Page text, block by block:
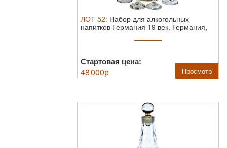
ЛОТ 52: Набор для алкогольных
напитков Германия 19 век. ​Германия,
Стартовая цена:
48 000р Просмотр